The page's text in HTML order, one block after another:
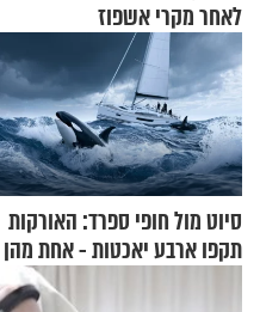
לאחר מקרי אשפוז
סיוט מול חופי ספרד: האורקות
תקפו ארבע יאכטות - אחת מהן